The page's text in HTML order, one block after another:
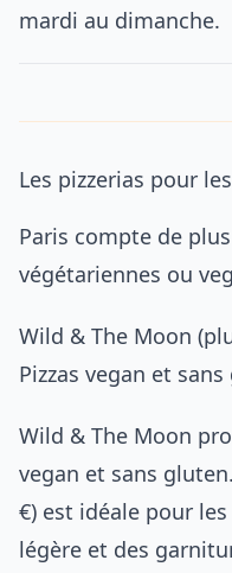
mardi au dimanche.
Les pizzerias pour
Paris compte de
végétariennes ou
Wild & The Moon
Pizzas vegan et
Wild & The Moon
vegan et sans
€) est idéale pour
légère et des